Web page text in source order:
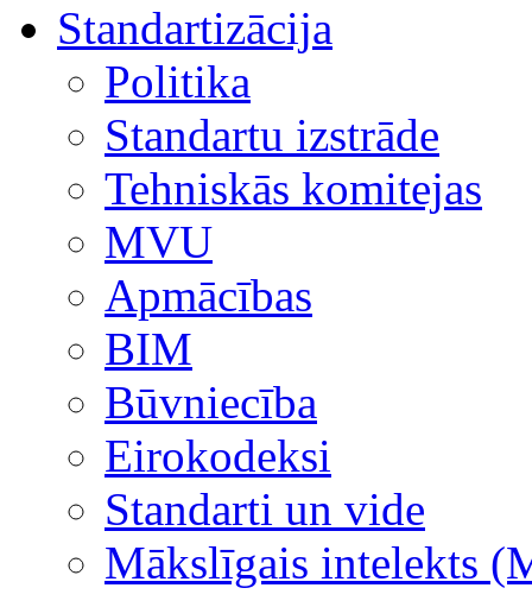
Standartizācija
Politika
Standartu izstrāde
Tehniskās komitejas
MVU
Apmācības
BIM
Būvniecība
Eirokodeksi
Standarti un vide
Mākslīgais intelekts